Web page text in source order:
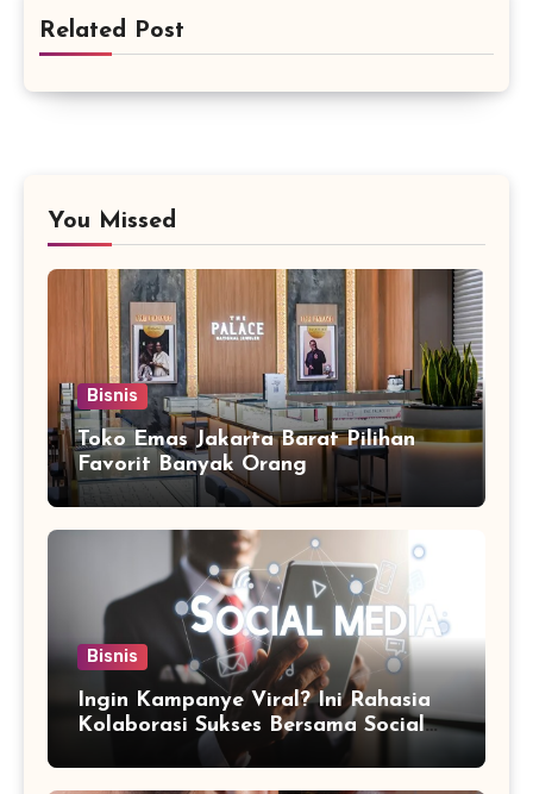
Related Post
You Missed
Bisnis
Toko Emas Jakarta Barat Pilihan
Favorit Banyak Orang
Bisnis
Ingin Kampanye Viral? Ini Rahasia
Kolaborasi Sukses Bersama Social
Media Marketing Agency